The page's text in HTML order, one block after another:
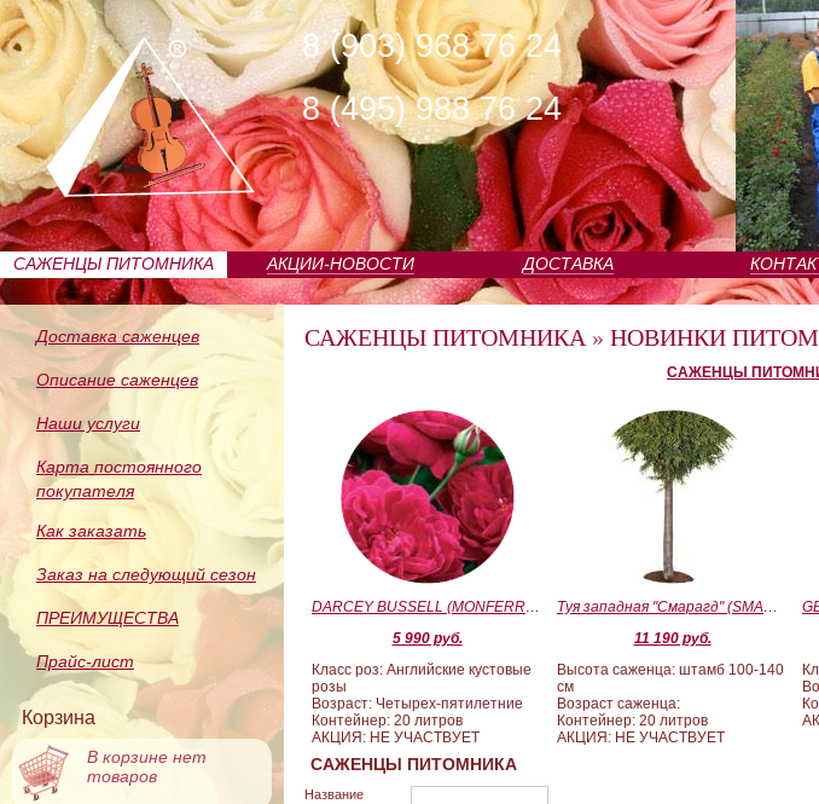
8 (903) 968 76 24
8 (495) 988 76 24
САЖЕНЦЫ ПИТОМНИКА АКЦИИ-НОВОСТИ ДОСТАВКА
Доставка саженцев
Описание саженцев
Наши услуги
Карта постоянного
покупателя
Как заказать
Заказ на следующий сезон
ПРЕИМУЩЕСТВА
Прайс-лист
Корзина
В корзине нет
товаров
САЖЕНЦЫ ПИТОМНИКА » НОВИНКИ
САЖЕНЦЫ
DARCEY BUSSELL (MONFERRATO) (Дарси Басл)
5 990 руб.
Класс роз: Английские кустовые
розы
Возраст: Четырех-пятилетние
Контейнер: 20 литров
АКЦИЯ: НЕ УЧАСТВУЕТ
Туя западная "Смарагд" (SMARAGD) ШТАМБ 100-140
11 190 руб.
Высота саженца: штамб 100-140
см
Возраст саженца:
Контейнер: 20 литров
АКЦИЯ: НЕ УЧАСТВУЕТ
САЖЕНЦЫ ПИТОМНИКА
Название